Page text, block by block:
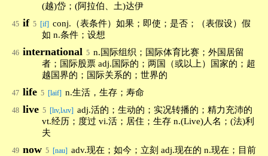
(越)岱；(阿拉伯、土)达伊
45 if 5 [if] conj.（表条件）如果；即使；是否；（表假设）假
如 n.条件；设想
46 international 5 n.国际组织；国际体育比赛；外国居留
者；国际股票 adj.国际的；两国（或以上）国家的；超
越国界的；国际关系的；世界的
47 life 5 [laif] n.生活，生存；寿命
48 live 5 [lɪv,lʌɪv] adj.活的；生动的；实况转播的；精力充沛的
vt.经历；度过 vi.活；居住；生存 n.(Live)人名；(法)利
夫
49 now 5 [nau] adv.现在；如今；立刻 adj.现在的 n.现在；目前